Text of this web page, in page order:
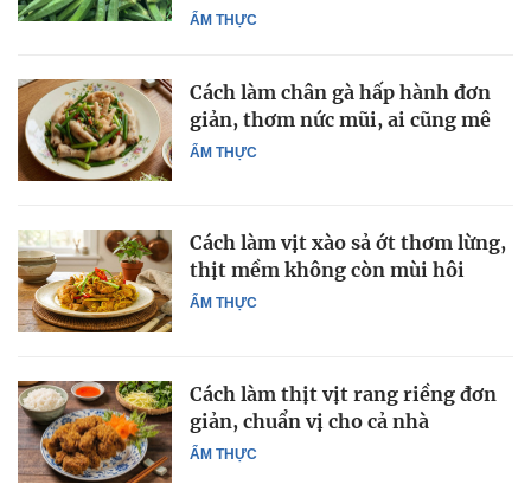
ẨM THỰC
ẨM THỰC
Cách làm chân gà hấp hành đơn
giản, thơm nức mũi, ai cũng mê
ẨM THỰC
Cách làm vịt xào sả ớt thơm lừng,
thịt mềm không còn mùi hôi
ẨM THỰC
Cách làm thịt vịt rang riềng đơn
giản, chuẩn vị cho cả nhà